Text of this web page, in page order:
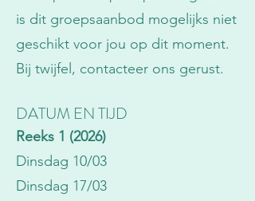
is dit groepsaanbod mogelijks niet
geschikt voor jou op dit moment.
Bij twijfel, contacteer ons gerust.
DATUM EN TIJD
Reeks 1 (2026)
Dinsdag 10/03
Dinsdag 17/03